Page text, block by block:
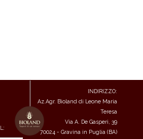
INDIRIZZO:
Az.Agr. Bioland di Leone Maria
Teresa
Via A. De Gasperi, 39
70024 - Gravina in Puglia (BA)